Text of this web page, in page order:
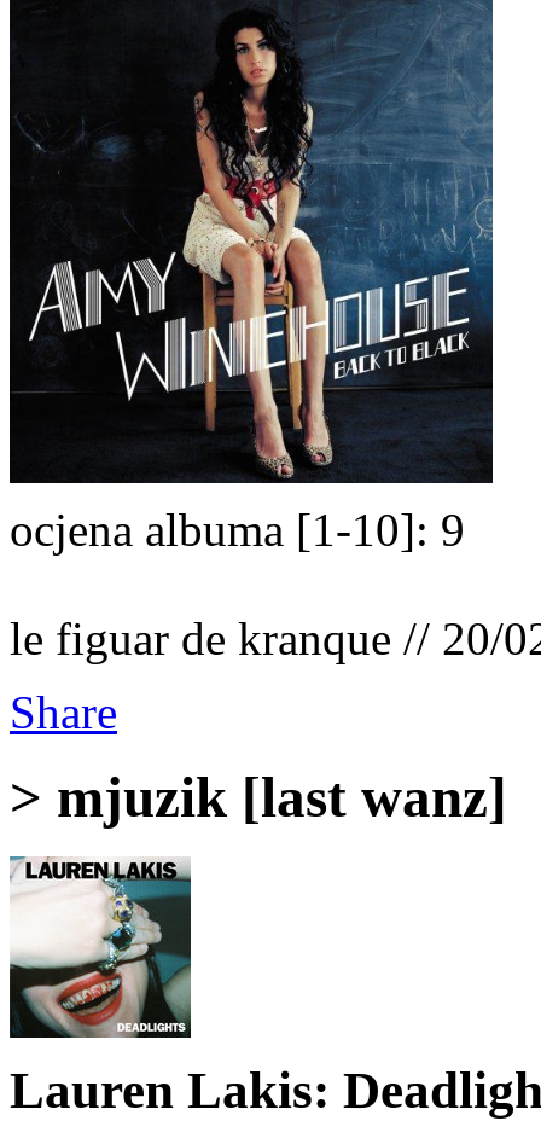
ocjena albuma [1-10]: 9
le figuar de kranque // 20/
Share
> mjuzik [last wanz]
Lauren Lakis: